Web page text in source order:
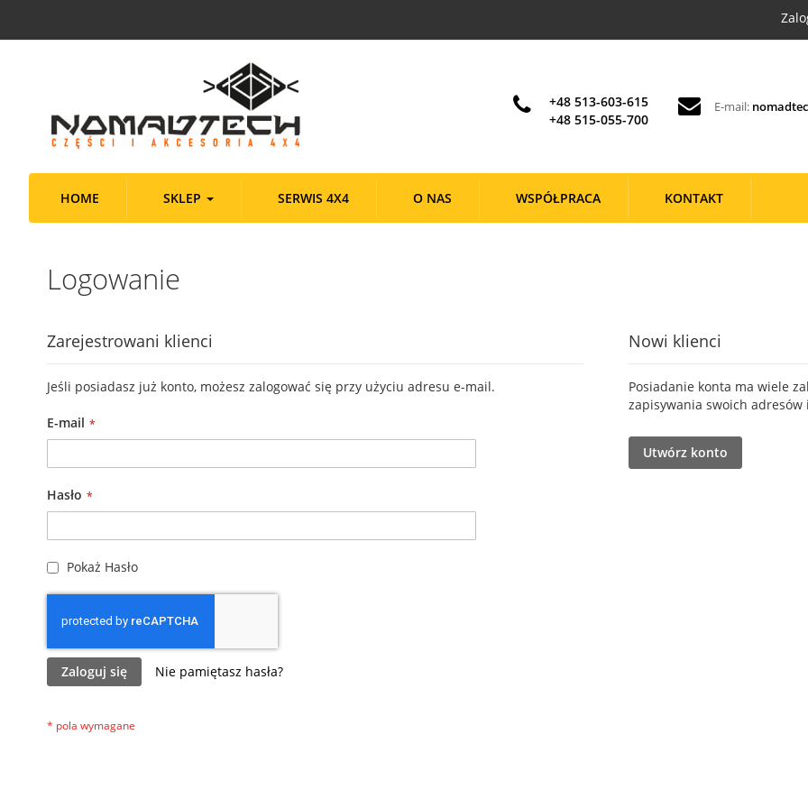
+48 513-603-615
+48 515-055-700
E-mail:
HOME SKLEP SERWIS 4X4 O NAS WSPÓŁPRACA KONTAKT
Logowanie
Zarejestrowani klienci
Jeśli posiadasz już konto, możesz zalogować się przy użyciu adresu e-mail.
E-mail
Hasło
Pokaż Hasło
Zaloguj się Nie pamiętasz hasła?
Nowi klienci
Posiadanie konta ma wiele
zapisywania swoich
Utwórz konto